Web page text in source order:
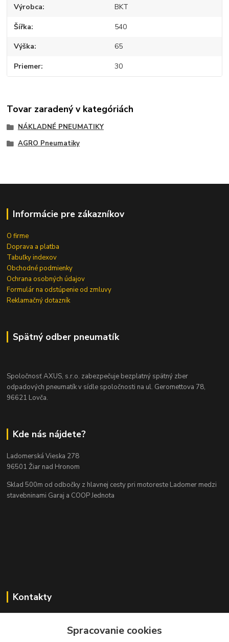
Výrobca BKT
Šířka 540
Výška 65
Priemer 30
Tovar zaradený v kategóriách
NÁKLADNÉ PNEUMATIKY
AGRO Pneumatiky
Informácie pre zákazníkov
O firme
Doprava a platba
Tabuľky indexov
Obchodné podmienky
Ochrana osobných údajov
Formulár na odstúpenie od zmluvy
Reklamačný dotazník
Spätný odber pneumatík
Spoločnosť AXUS, s.r.o. zabezpečuje bezplatný spätný zber
odpadových pneumatík v sídle spoločnosti na ul. Geromettova 78,
96621 Lovča.
Kde nás nájdete?
Ladomerská Vieska 278
96501 Žiar nad Hronom
Sklad 500m od odbočky z hlavnej cesty pri motoreste Ladomer medzi
stavebninami Garaj a COOP Jednota
Kontakty
Spracovanie cookies